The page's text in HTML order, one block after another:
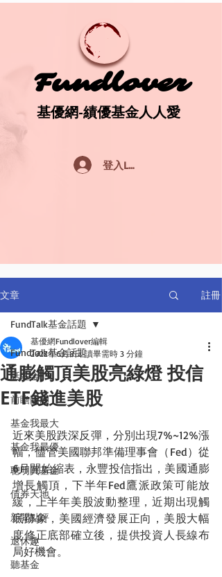
Fundlover
Fundlover
基優網-績優基金人人愛
基優網-績優基金人人愛
登入Log In
文章 註冊
FundTalk基金話題
話基金
前瞻回顧
基金我最大
基金我最優
聰明買基金
債券天地
新聞點評
退休趣
聽基金
FundTalk基金話題
通膨觸頂美股亮綠燈 投信
ETF錢進美股
基優網Fundlover編輯
2022年6月8日 讀畢需時 3 分鐘
近來美股跌深反彈，分別出現7%~12%漲
幅，儘管美國聯邦準備理事會（Fed）從
6月開始縮表，永豐投信指出，美國通膨
增長觸頂，下半年Fed鷹派政策可能放
緩，上半年美股波動整理，近期出現觸
底跡象，美國經濟發展正向，美股大幅
度修正底部確立後，提供投資人長線布
局好機會。